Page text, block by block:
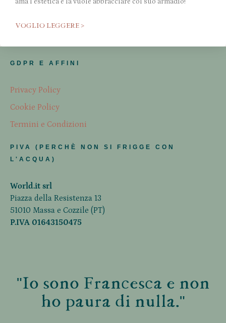
ama l’estetica e la vuole abbracciare col suo armadio!
VOGLIO LEGGERE >
GDPR E AFFINI
Privacy Policy
Cookie Policy
Termini e Condizioni
PIVA (PERCHÈ NON SI FRIGGE CON
L'ACQUA)
World.it srl
Piazza della Resistenza 13
51010 Massa e Cozzile (PT)
P.IVA 01643150475
"Io sono Francesca e non
ho paura di nulla."